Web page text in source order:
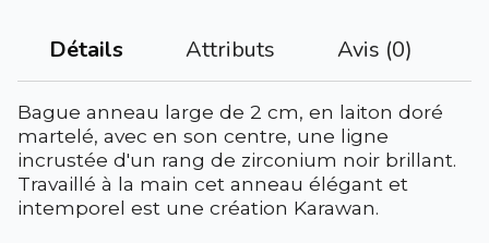
Détails Attributs Avis (0)
Bague anneau large de 2 cm, en laiton doré
martelé, avec en son centre, une ligne
incrustée d'un rang de zirconium noir brillant.
Travaillé à la main cet anneau élégant et
intemporel est une création Karawan.